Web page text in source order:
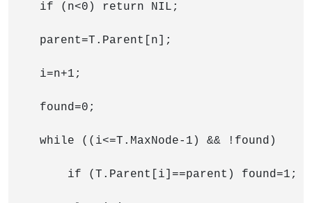
    if (n<0) return NIL;
    parent=T.Parent[n];
    i=n+1;
    found=0;
    while ((i<=T.MaxNode-1) && !found)
        if (T.Parent[i]==parent) found=1;